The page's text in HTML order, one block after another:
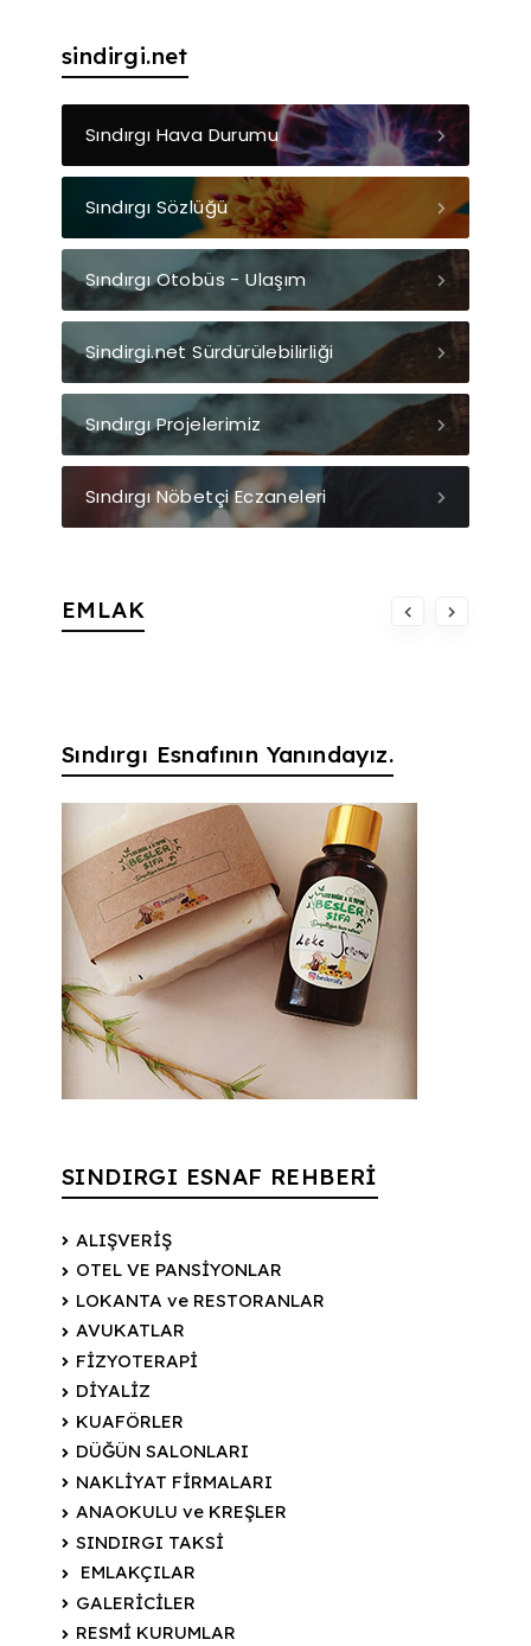
sindirgi.net
Sındırgı Hava Durumu
Sındırgı Sözlüğü
Sındırgı Otobüs - Ulaşım
Sindirgi.net Sürdürülebilirliği
Sındırgı Projelerimiz
Sındırgı Nöbetçi Eczaneleri
EMLAK
Sındırgı Esnafının Yanındayız.
SINDIRGI ESNAF REHBERİ
ALIŞVERİŞ
OTEL VE PANSİYONLAR
LOKANTA ve RESTORANLAR
AVUKATLAR
FİZYOTERAPİ
DİYALİZ
KUAFÖRLER
DÜĞÜN SALONLARI
NAKLİYAT FİRMALARI
ANAOKULU ve KREŞLER
SINDIRGI TAKSİ
EMLAKÇILAR
GALERİCİLER
RESMİ KURUMLAR